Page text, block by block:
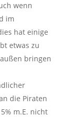
wenn
im
hat einige
etwas zu
bringen
die Piraten
m.E. nicht